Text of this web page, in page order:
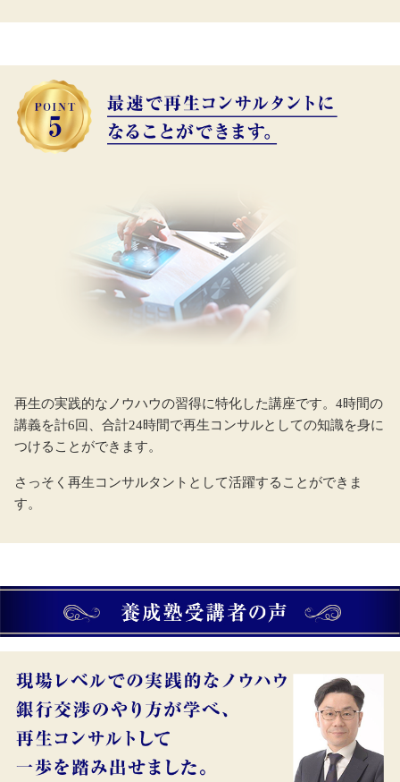
再生の実践的なノウハウの習得に特化した講座です。4時間の
講義を計6回、合計24時間で再生コンサルとしての知識を身に
つけることができます。
さっそく再生コンサルタントとして活躍することができま
す。